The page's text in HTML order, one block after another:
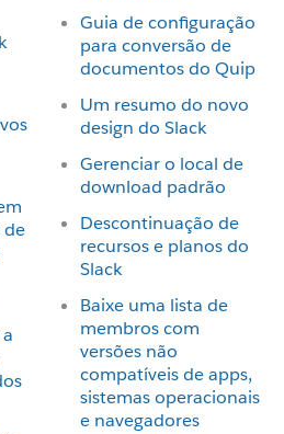
Guia de configuração
para conversão de
documentos do Quip
Um resumo do novo
design do Slack
Gerenciar o local de
download padrão
Descontinuação de
recursos e planos do
Slack
Baixe uma lista de
membros com
versões não
compatíveis de apps,
sistemas operacionais
e navegadores